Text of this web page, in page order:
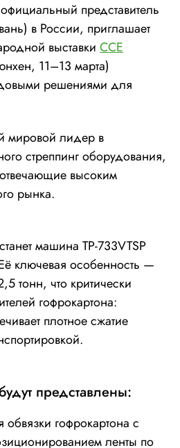
представитель
в России, приглашает
выставки CCE
11–13 марта)
решениями для
мировой лидер в
стреппинг оборудования,
высоким
рынка.
машина TP-733VTSP
ключевая особенность —
тонн, что критически
гофрокартона:
плотное сжатие
представлены:
гофрокартона с
ленты по